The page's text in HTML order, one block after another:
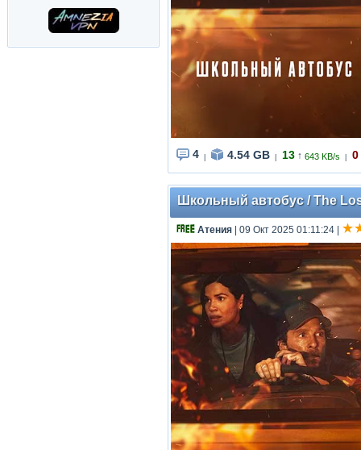
4 4.54 GB 13 ↑ 643 KB/s 0
Школьный автобус / The
Атения | 09 Окт 2025 01:11:24